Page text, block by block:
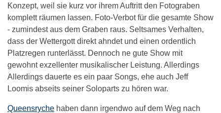
Konzept, weil sie kurz vor ihrem Auftritt den Fotograben
komplett räumen lassen. Foto-Verbot für die gesamte Show
- zumindest aus dem Graben raus. Seltsames Verhalten,
dass der Wettergott direkt ahndet und einen ordentlich
Platzregen runterlässt. Dennoch ne gute Show mit
gewohnt exzellenter musikalischer Leistung. Allerdings
Allerdings dauerte es ein paar Songs, ehe auch Jeff
Loomis abseits seiner Soloparts zu hören war.
Queensryche haben dann irgendwo auf dem Weg nach